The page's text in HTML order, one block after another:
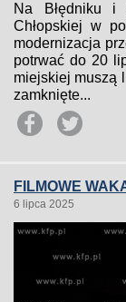
Na Błędniku i
Chłopskiej w
modernizacja
potrwać do 20
miejskiej muszą
zamknięte...
FILMOWE
6 lipca 2025